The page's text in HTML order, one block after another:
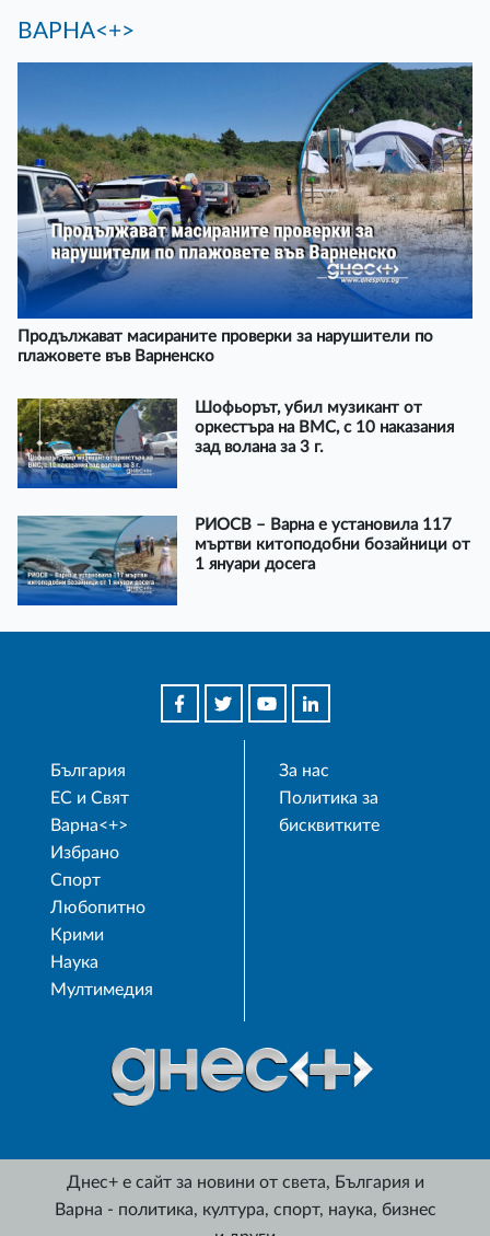
ВАРНА<+>
Продължават масираните проверки за нарушители по
плажовете във Варненско
Шофьорът, убил музикант от
оркестъра на ВМС, с 10 наказания
зад волана за 3 г.
РИОСВ – Варна е установила 117
мъртви китоподобни бозайници от
1 януари досега
България
ЕС и Свят
Варна<+>
Избрано
Спорт
Любопитно
Крими
Наука
Мултимедия
За нас
Политика за
бисквитките
Днес+ е сайт за новини от света, България и
Варна - политика, култура, спорт, наука, бизнес